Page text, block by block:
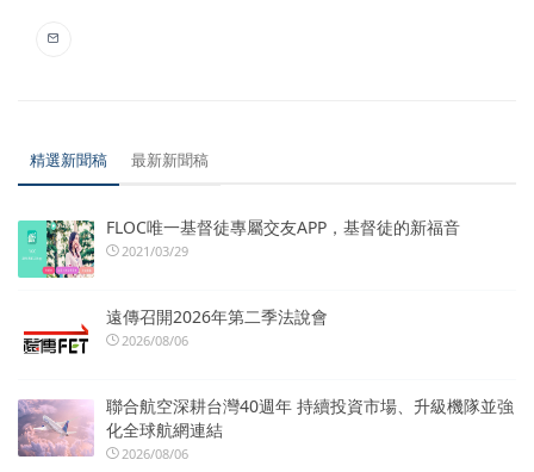
精選新聞稿 最新新聞稿
FLOC唯一基督徒專屬交友APP，基督徒的新福音
2021/03/29
遠傳召開2026年第二季法說會
2026/08/06
聯合航空深耕台灣40週年 持續投資市場、升級機隊並強
化全球航網連結
2026/08/06